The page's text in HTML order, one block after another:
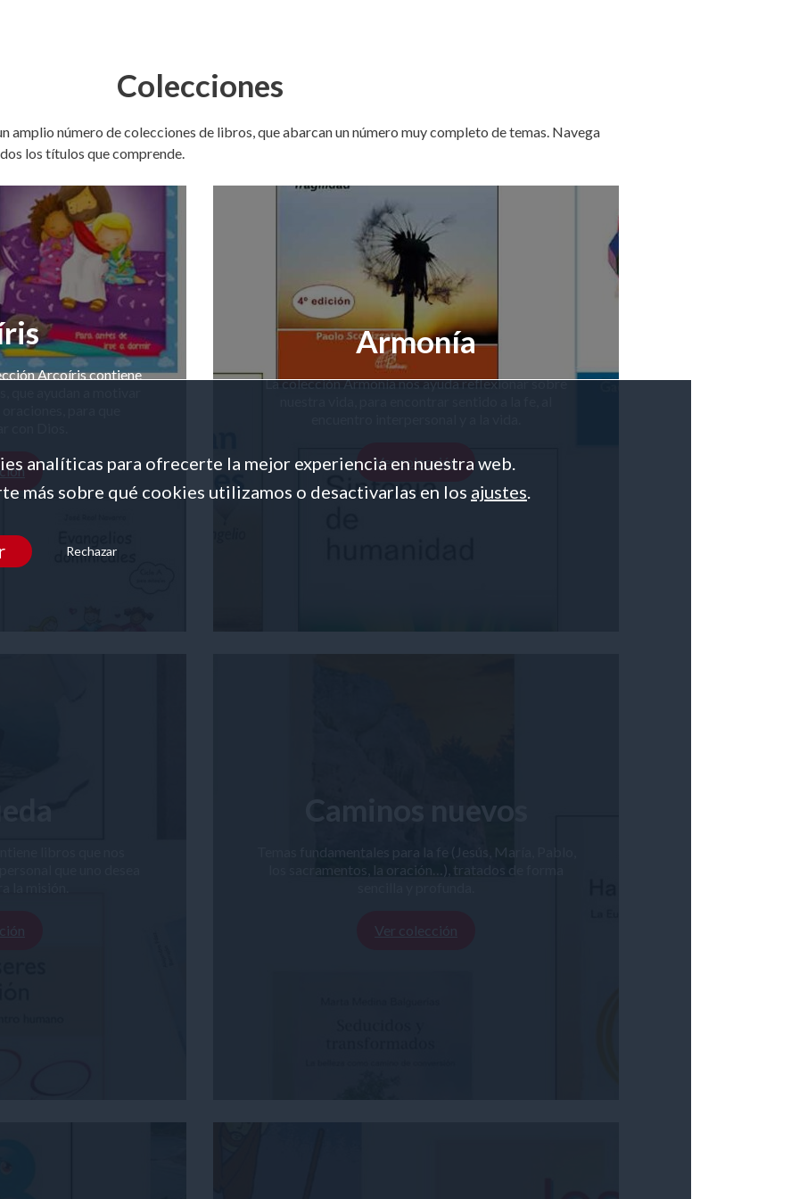
Colecciones
amplio número de colecciones de libros, que abarcan un número muy completo de temas. Navega
los títulos que comprende.
Arcoíris contiene
Armonía
La colección Armonía nos ayuda reflexionar sobre
Ver colección
Caminos nuevos
Temas fundamentales para la fe (Jesús, María, Pablo,
los sacramentos, la oración…), tratados de forma
Ver colección
analíticas para ofrecerte la mejor experiencia en nuestra web.
más sobre qué cookies utilizamos o desactivarlas en los ajustes.
Rechazar